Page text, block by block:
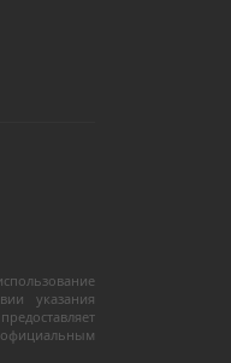
указания